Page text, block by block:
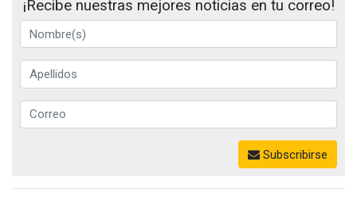
¡Recibe nuestras mejores noticias en tu correo!
Subscribirse